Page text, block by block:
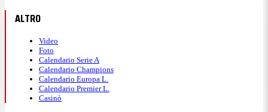
ALTRO
Video
Foto
Calendario Serie A
Calendario Champions
Calendario Europa L.
Calendario Premier L.
Casinò